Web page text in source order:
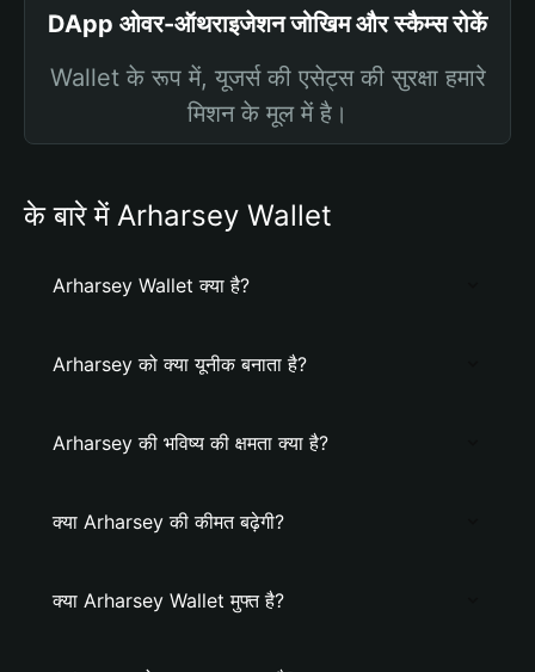
DApp ओवर-ऑथराइजेशन जोखिम और स्कैम्स रोकें
Wallet के रूप में, यूजर्स की एसेट्स की सुरक्षा हमारे
मिशन के मूल में है।
के बारे में Arharsey Wallet
Arharsey Wallet क्या है?
Arharsey को क्या यूनीक बनाता है?
Arharsey की भविष्य की क्षमता क्या है?
क्या Arharsey की कीमत बढ़ेगी?
क्या Arharsey Wallet मुफ्त है?